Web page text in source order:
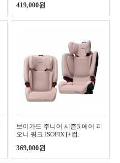
419,000원
브이가드 주니어 시즌3 에어 피
오니 핑크 ISOFIX [+컵..
369,000원